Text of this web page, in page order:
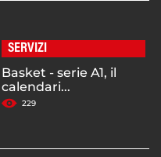
SERVIZI
Basket - serie A1, il
calendari...
229